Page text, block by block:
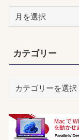
ブ
カテゴリー
リ
ー